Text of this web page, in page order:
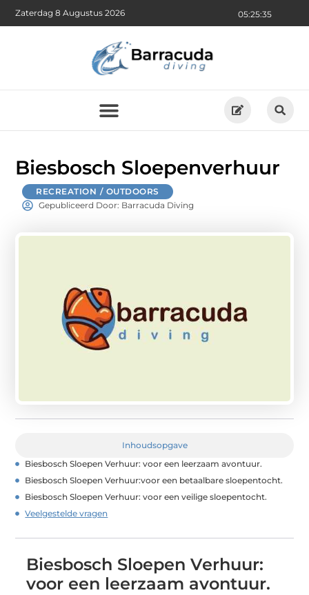
05:25:36
Zaterdag 8 Augustus 2026
Biesbosch Sloepenverhuur
RECREATION / OUTDOORS
Gepubliceerd Door: Barracuda Diving
Inhoudsopgave
Biesbosch Sloepen Verhuur: voor een leerzaam avontuur.
Biesbosch Sloepen Verhuur:voor een betaalbare sloepentocht.
Biesbosch Sloepen Verhuur: voor een veilige sloepentocht.
Veelgestelde vragen
Biesbosch Sloepen Verhuur:
voor een leerzaam avontuur.